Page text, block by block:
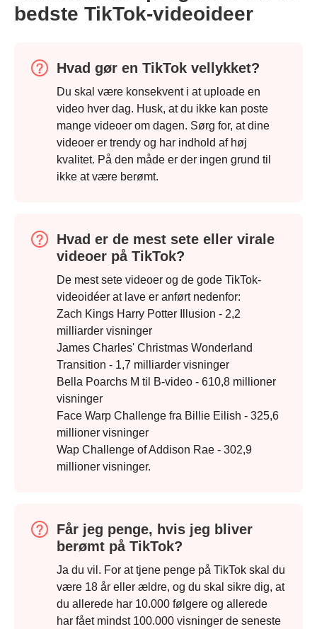
Trin 3.
bedste TikTok-videoideer
Hvad gør en TikTok vellykket?
Du skal være konsekvent i at uploade en
video hver dag. Husk, at du ikke kan poste
mange videoer om dagen. Sørg for, at dine
videoer er trendy og har indhold af høj
kvalitet. På den måde er der ingen grund til
ikke at være berømt.
Hvad er de mest sete eller virale
videoer på TikTok?
De mest sete videoer og de gode TikTok-
videoidéer at lave er anført nedenfor:
Zach Kings Harry Potter Illusion - 2,2
milliarder visninger
James Charles' Christmas Wonderland
Transition - 1,7 milliarder visninger
Bella Poarchs M til B-video - 610,8 millioner
visninger
Face Warp Challenge fra Billie Eilish - 325,6
millioner visninger
Wap Challenge of Addison Rae - 302,9
millioner visninger.
Får jeg penge, hvis jeg bliver
berømt på TikTok?
Ja du vil. For at tjene penge på TikTok skal du
være 18 år eller ældre, og du skal sikre dig, at
du allerede har 10.000 følgere og allerede
har fået mindst 100.000 visninger de seneste